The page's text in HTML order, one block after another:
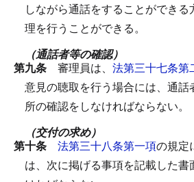
しながら通話をすることができ
理を行うことができる。
（通話者等の確認）
第九条 審理員は、 法第三十七条第
意見の聴取を行う場合には、通話
所の確認をしなければならない。
（交付の求め）
第十条 法第三十八条第一項の規定
は、次に掲げる事項を記載した書